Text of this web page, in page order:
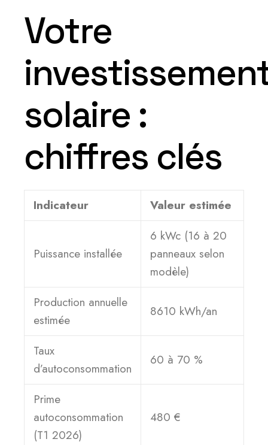
Votre
solaire :
chiffres clés
Indicateur Valeur estimée
Puissance installée
6 kWc (16 à 20
panneaux selon
modèle)
Production annuelle
estimée
8610 kWh/an
Taux
d’autoconsommation
60 à 70 %
Prime
autoconsommation
(T1 2026)
480 €